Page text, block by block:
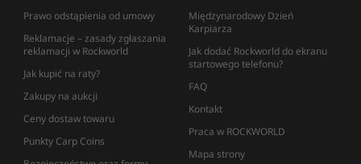
Prawo odstąpienia od umowy
Reklamacje – zasady zgłaszania
reklamacji w Rockworld
Jak kupić na raty?
Zakupy na aukcji
Ceny dostaw towaru
Punkty Carp Coins
Międzynarodowy Dzień
Karpiarza
Jak dodać Rockworld do ekranu
startowego telefonu?
FAQ
Kontakt
Praca w ROCKWORLD
Mapa strony